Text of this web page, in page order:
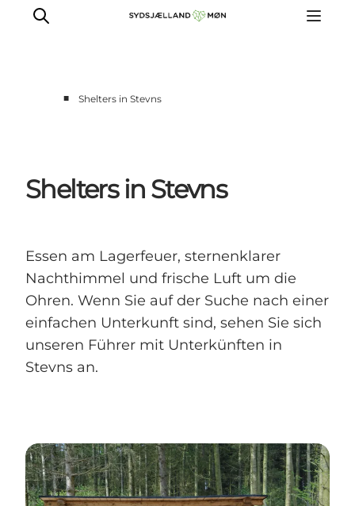
Events
Essen
Reise planen
■ Shelters in Stevns
Shelters in Stevns
Essen am Lagerfeuer, sternenklarer
Nachthimmel und frische Luft um die
Ohren. Wenn Sie auf der Suche nach einer
einfachen Unterkunft sind, sehen Sie sich
unseren Führer mit Unterkünften in
Stevns an.